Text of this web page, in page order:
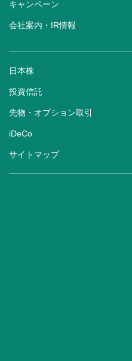
キャンペーン
会社案内・IR情報
日本株
投資信託
先物・オプション取引
iDeCo
サイトマップ